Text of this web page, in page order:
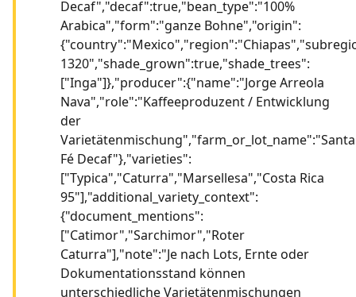
Decaf","decaf":true,"bean_type":"100%
Arabica","form":"ganze Bohne","origin":
1320","shade_grown":true,"shade_trees":
["Inga"]},"producer":{"name":"Jorge Arreola
Nava","role":"Kaffeeproduzent / Entwicklung
der
Varietätenmischung","farm_or_lot_name":"Santa
Fé Decaf"},"varieties":
["Typica","Caturra","Marsellesa","Costa Rica
95"],"additional_variety_context":
{"document_mentions":
["Catimor","Sarchimor","Roter
Caturra"],"note":"Je nach Lots, Ernte oder
Dokumentationsstand können
unterschiedliche Varietätenmischungen